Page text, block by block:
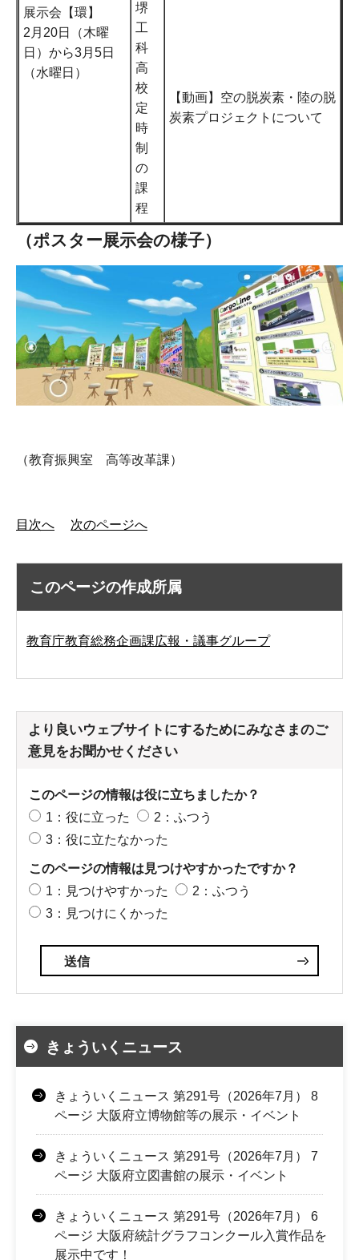
展示会【環】
2月20日（木曜
日）から3月5日
（水曜日）
堺
工
科
高
校
定
時
制
の
課
程
【動画】空の脱炭素・陸の脱
炭素プロジェクトについて
（ポスター展示会の様子）
（教育振興室 高等改革課）
目次へ 次のページへ
このページの作成所属
教育庁教育総務企画課広報・議事グループ
より良いウェブサイトにするためにみなさまのご
意見をお聞かせください
このページの情報は役に立ちましたか？
1：役に立った
2：ふつう
3：役に立たなかった
このページの情報は見つけやすかったですか？
1：見つけやすかった
2：ふつう
3：見つけにくかった
きょういくニュース
きょういくニュース 第291号（2026年7月） 8
ページ 大阪府立博物館等の展示・イベント
きょういくニュース 第291号（2026年7月） 7
ページ 大阪府立図書館の展示・イベント
きょういくニュース 第291号（2026年7月） 6
ページ 大阪府統計グラフコンクール入賞作品を
展示中です！